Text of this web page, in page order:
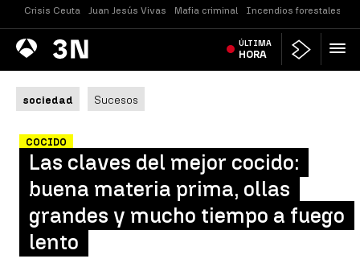
Crisis Ceuta Juan Jesús Vivas Mafia criminal Incendios forestales
Antena
3 Noticias ÚLTIMA
HORA
sociedad Sucesos
COCIDO
Las claves del mejor cocido:
buena materia prima, ollas
grandes y mucho tiempo a fuego
lento